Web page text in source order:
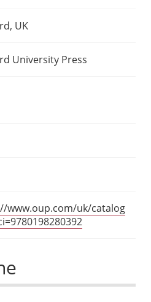
UK
University Press
www.oup.com/uk/catalog